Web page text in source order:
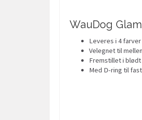
WauDog
Leveres i 4
Velegnet til
Fremstillet i
Med D-ring til